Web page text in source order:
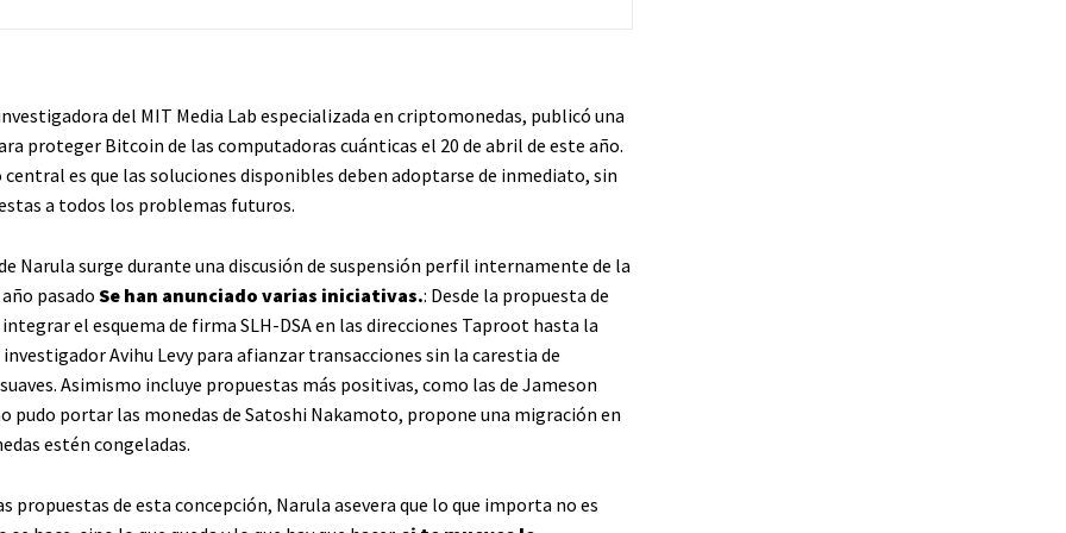
del MIT Media Lab especializada en criptomonedas, publicó una
proteger Bitcoin de las computadoras cuánticas el 20 de abril de este año.
es que las soluciones disponibles deben adoptarse de inmediato, sin
a todos los problemas futuros.
Narula surge durante una discusión de suspensión perfil internamente de la
pasado Se han anunciado varias iniciativas.: Desde la propuesta de
integrar el esquema de firma SLH-DSA en las direcciones Taproot hasta la
Avihu Levy para afianzar transacciones sin la carestia de
Asimismo incluye propuestas más positivas, como las de Jameson
pudo portar las monedas de Satoshi Nakamoto, propone una migración en
estén congeladas.
propuestas de esta concepción, Narula asevera que lo que importa no es